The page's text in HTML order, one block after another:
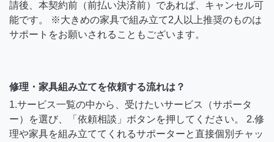
請後、本契約前（前払い決済前）であれば、キャンセル可
能です。 ※大きめの家具で組み立て2人以上推奨のものは
サポートをお願いされることもございます。
修理・家具組み立てを依頼する流れは？
1.サービス一覧の中から、受けたいサービス（サポータ
ー）を選び、「依頼相談」ボタンを押してください。 2.修
理や家具を組み立ててくれるサポーターと直接個別チャッ